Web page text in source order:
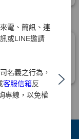
電、簡訊、連
或LINE邀請
名義之行為，
客服信箱反
專線，以免權